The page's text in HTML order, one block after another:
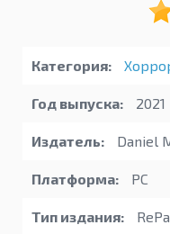
Категория:
Год выпуска: 2021
Издатель: Daniel
Платформа: PC
Тип издания: